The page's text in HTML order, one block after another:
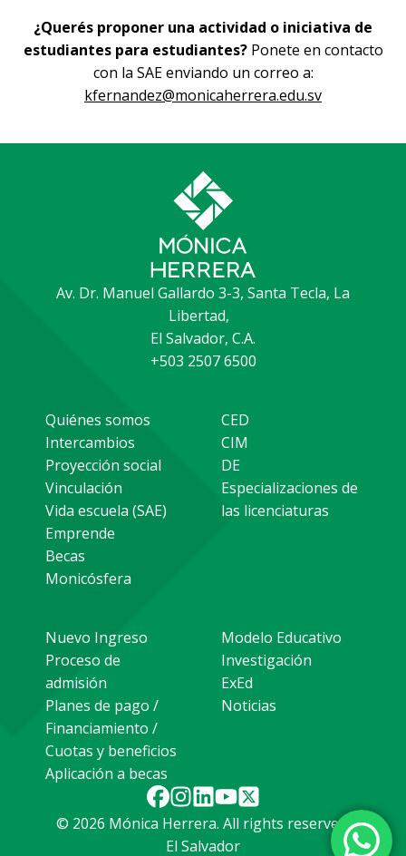
¿Querés proponer una actividad o iniciativa de
estudiantes para estudiantes?Ponete en contacto
con la SAE enviando un correo a:
kfernandez@monicaherrera.edu.sv
Av. Dr. Manuel Gallardo 3-3, Santa Tecla, La
Libertad,
El Salvador, C.A.
+503 2507 6500
Quiénes somos
Intercambios
Proyección social
Vinculación
Vida escuela (SAE)
Emprende
Becas
Monicósfera
CED
CIM
DE
Especializaciones de
las licenciaturas
Nuevo Ingreso
Proceso de
admisión
Planes de pago /
Financiamiento /
Cuotas y beneficios
Aplicación a becas
Modelo Educativo
Investigación
ExEd
Noticias
© 2026 Mónica Herrera. All rights reserved.
El Salvador